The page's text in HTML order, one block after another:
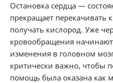
Остановка сердца —
прекращает перекачивать
получать кислород. Уже
кровообращения
изменения в головном
критически важно, чтобы
помощь была оказана